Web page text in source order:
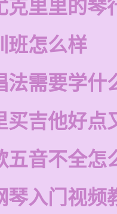
克里里的琴
班怎么样
法需要学什
买吉他好点
五音不全怎
琴入门视频